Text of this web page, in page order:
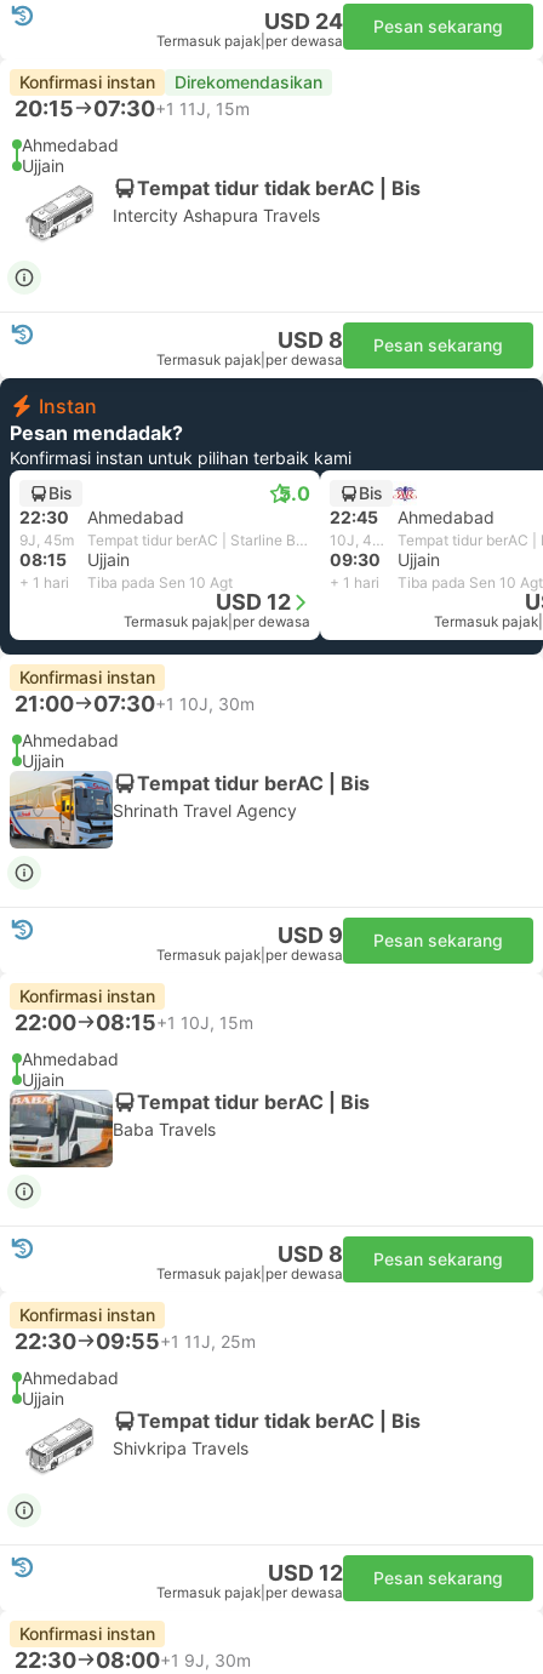
USD 24
Termasuk pajak per dewasa
Pesan sekarang
Konfirmasi instan Direkomendasikan
20:15 07:30+1 11J, 15m
Ahmedabad
Ujjain
Tempat tidur tidak berAC | Bis
Intercity Ashapura Travels
USD 8
Termasuk pajak per dewasa
Pesan sekarang
Instan
Pesan mendadak?
Konfirmasi instan untuk pilihan terbaik kami
Bis
5.0
22:30 Ahmedabad
9J, 45m Tempat tidur berAC | Starline Bus
08:15 Ujjain
+ 1 hari Tiba pada Sen 10 Agt
USD 12
Termasuk pajak per dewasa
Bis
22:45
Ahmedabad
10J, 45m
09:30 Ujjain
+ 1 hari Tiba pada Sen 10 Agt
Termasuk pajak
Konfirmasi instan
21:00 07:30+1 10J, 30m
Ahmedabad
Ujjain
Tempat tidur berAC | Bis
Shrinath Travel Agency
USD 9
Termasuk pajak per dewasa
Pesan sekarang
Konfirmasi instan
22:00 08:15+1 10J, 15m
Ahmedabad
Ujjain
Tempat tidur berAC | Bis
Baba Travels
USD 8
Termasuk pajak per dewasa
Pesan sekarang
Konfirmasi instan
22:30 09:55+1 11J, 25m
Ahmedabad
Ujjain
Tempat tidur tidak berAC | Bis
Shivkripa Travels
USD 12
Termasuk pajak per dewasa
Pesan sekarang
Konfirmasi instan
22:30 08:00+1 9J, 30m